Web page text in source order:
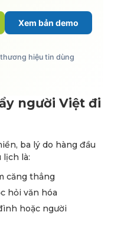
Xem bản demo
hiệu tin dùng
người Việt đi
ba lý do hàng đầu
lịch là:
căng thẳng
hỏi văn hóa
hoặc người